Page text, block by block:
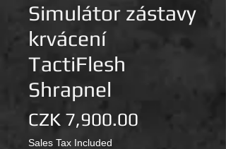
Simulátor zástavy
krvácení
TactiFlesh
Shrapnel
CZK 7,900.00
Sales Tax Included